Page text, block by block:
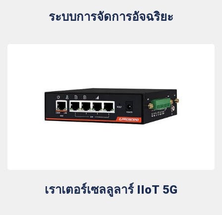
ระบบการจัดการอัจฉริยะ
เราเตอร์เซลลูลาร์ IIoT 5G